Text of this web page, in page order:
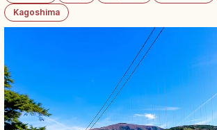
Kagoshima